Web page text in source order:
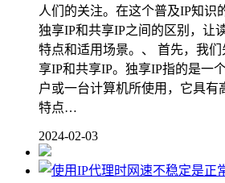
人们的关注。在这个普及IP知识
独享IP和共享IP之间的区别，让
特点和适用场景。、 首先，我
享IP和共享IP。独享IP指的是一
户或一台计算机所使用，它具有
特点…
2024-02-03